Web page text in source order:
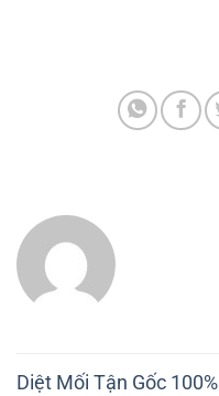
Diệt Mối Tận Gốc 100%